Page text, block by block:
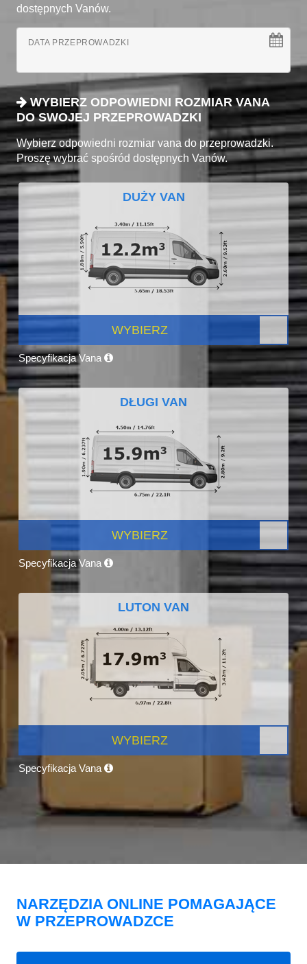
dostępnych Vanów.
DATA PRZEPROWADZKI
WYBIERZ ODPOWIEDNI ROZMIAR VANA
DO SWOJEJ PRZEPROWADZKI
Wybierz odpowiedni rozmiar vana do przeprowadzki.
Proszę wybrać spośród dostępnych Vanów.
DUŻY VAN
WYBIERZ
Specyfikacja Vana
DŁUGI VAN
WYBIERZ
Specyfikacja Vana
LUTON VAN
WYBIERZ
Specyfikacja Vana
NARZĘDZIA ONLINE POMAGAJĄCE
W PRZEPROWADZCE